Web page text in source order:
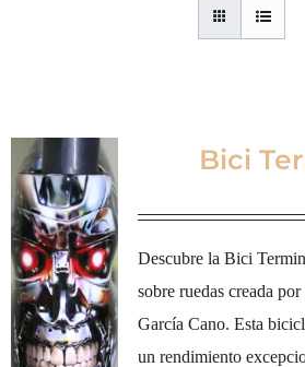
Bici
Descubre la Bici
sobre ruedas creada
García Cano. Esta
un rendimiento